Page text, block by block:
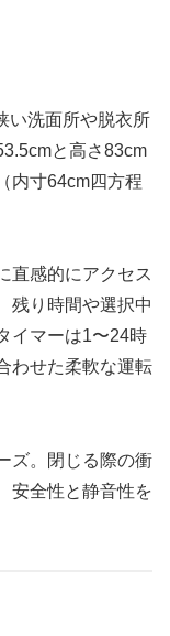
い洗面所や脱衣所
と高さ83cm
内寸64cm四方程
直感的にアクセス
残り時間や選択中
イマーは1〜24時
わせた柔軟な運転
ズ。閉じる際の衝
安全性と静音性を